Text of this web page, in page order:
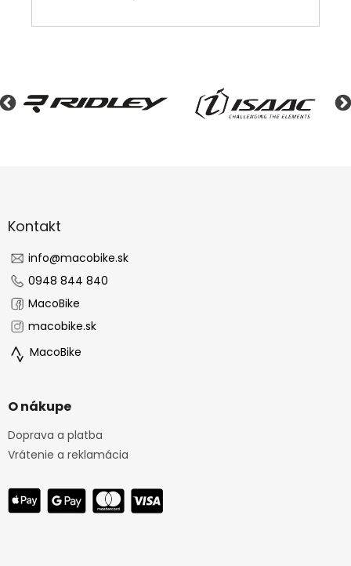
äKontakt
info@macobike.sk
0948 844 840
MacoBike
macobike.sk
MacoBike
O nákupe
Doprava a platba
Vrátenie a reklamácia